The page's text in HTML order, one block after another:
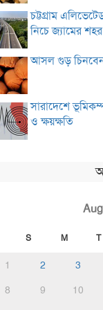
চট্টগ্রাম
নিচে জ্যামের শহর
আসল গুড় চিনবেন
সারাদেশে
ও ক্ষয়ক্ষতি
S M T
1 2 3
8
9 10